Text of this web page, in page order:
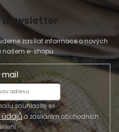
zasílat informace o nových
našem e-shopu.
souhlasíte se
a zasíláním obchodních